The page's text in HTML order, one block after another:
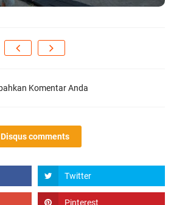
Komentar Anda
Disqus comments